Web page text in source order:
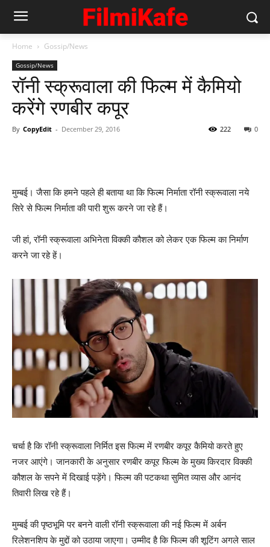
Home Gossip/News
Gossip/News
रॉनी स्‍क्रूवाला की फिल्‍म में कैमियो
करेंगे रणबीर कपूर
By CopyEdit - December 29, 2016 0
222
मुम्‍बई। जैसा कि हमने पहले ही बताया था कि फिल्‍म निर्माता रॉनी स्‍क्रूवाला नये
सिरे से फिल्‍म निर्माता की पारी शुरू करने जा रहे हैं।
जी हां, रॉनी स्‍क्रूवाला अभिनेता विक्‍की कौशल को लेकर एक फिल्‍म का निर्माण
करने जा रहे हें।
चर्चा है कि रॉनी स्‍क्रूवाला निर्मित इस फिल्‍म में रणबीर कपूर कैमियो करते हुए
नजर आएंगे। जानकारी के अनुसार रणबीर कपूर फिल्‍म के मुख्‍य किरदार विक्‍की
कौशल के सपने में दिखाई पड़ेंगे। फिल्‍म की पटकथा सुमित व्‍यास और आनंद
तिवारी लिख रहे हैं।
मुम्‍बई की पृष्‍ठभूमि पर बनने वाली रॉनी स्‍क्रूवाला की नई फिल्‍म में अर्बन
रिलेशनशिप के मुद्दों को उठाया जाएगा। उम्‍मीद है कि फिल्‍म की शूटिंग अगले साल